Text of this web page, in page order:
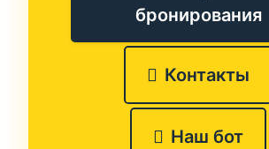
бронирования
Контакты
Наш бот